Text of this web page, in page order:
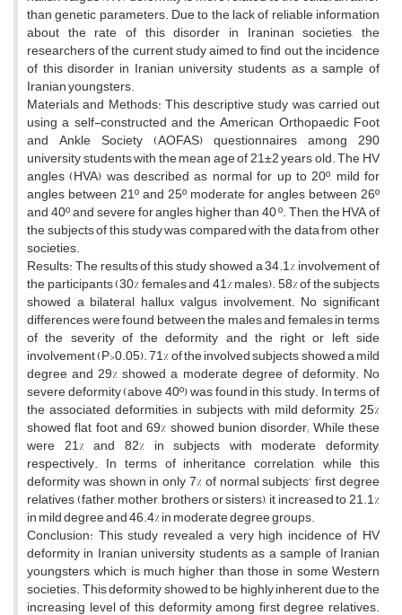
than genetic parameters. Due to the lack of reliable information
about the rate of this disorder in Iraninan societies, the
researchers of the current study aimed to find out the incidence
of this disorder in Iranian university students as a sample of
Iranian youngsters.
Materials and Methods: This descriptive study was carried out
using a self-constructed and the American Orthopaedic Foot
and Ankle Society (AOFAS) questionnaires among 290
university students with the mean age of 21±2 years old. The HV
angles (HVA) was described as normal for up to 20º, mild for
angles between 21º and 25º, moderate for angles between 26º
and 40º, and severe for angles higher than 40 º. Then, the HVA of
the subjects of this study was compared with the data from other
societies.
Results: The results of this study showed a 34.1% involvement of
the participants (30% females and 41% males). 58% of the subjects
showed a bilateral hallux valgus involvement. No significant
differences were found between the males and females in terms
of the severity of the deformity and the right or left side
involvement (P>0.05). 71% of the involved subjects showed a mild
degree and 29% showed a moderate degree of deformity. No
severe deformity (above 40º) was found in this study. In terms of
the associated deformities, in subjects with mild deformity, 25%
showed flat foot and 69% showed bunion disorder; While these
were 21% and 82% in subjects with moderate deformity,
respectively. In terms of inheritance correlation, while this
deformity was shown in only 7% of normal subjects’ first degree
relatives (father, mother, brothers or sisters), it increased to 21.1%
in mild degree and 46.4% in moderate degree groups.
Conclusion: This study revealed a very high incidence of HV
deformity in Iranian university students as a sample of Iranian
youngsters, which is much higher than those in some Western
societies. This deformity showed to be highly inherent due to the
increasing level of this deformity among first degree relatives.